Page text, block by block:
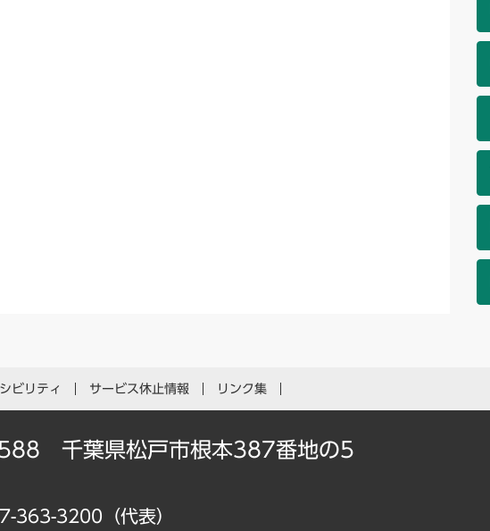
ビリティ サービス休止情報 リンク集
千葉県松戸市根本387番地の5
363-3200（代表）